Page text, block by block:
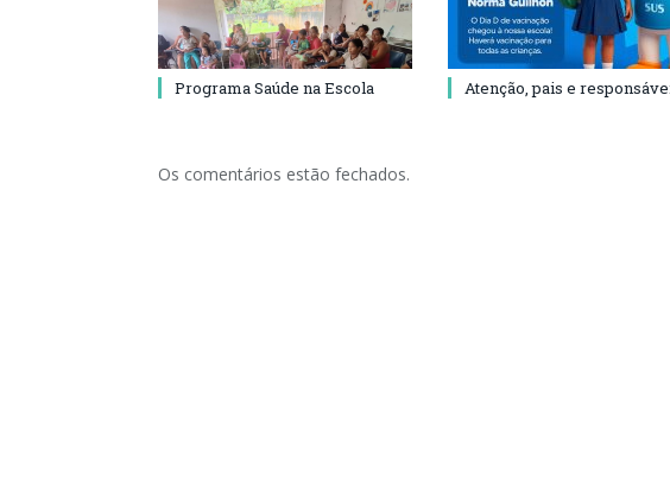
Programa Saúde na Escola Atenção, pais e
Os comentários estão fechados.